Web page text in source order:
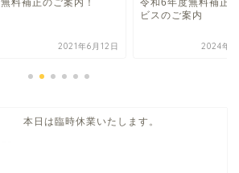
無料補正のご案内！
2021年6月12日
令和6年度無料補正
ビスのご案内
2024年7
本日は臨時休業いたします。